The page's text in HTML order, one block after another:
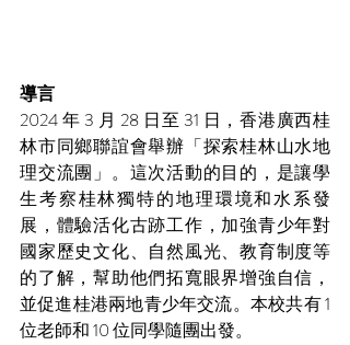
導言
2024 年 3 月 28 日至 31 日，香港廣西桂
林市同鄉聯誼會舉辦「探索桂林山水地
理交流團」。這次活動的目的，是讓學
生考察桂林獨特的地理環境和水系發
展，體驗活化古跡工作，加強青少年對
國家歷史文化、自然風光、教育制度等
的了解，幫助他們拓寬眼界增強自信，
並促進桂港兩地青少年交流。本校共有 1
位老師和 10 位同學隨團出發。